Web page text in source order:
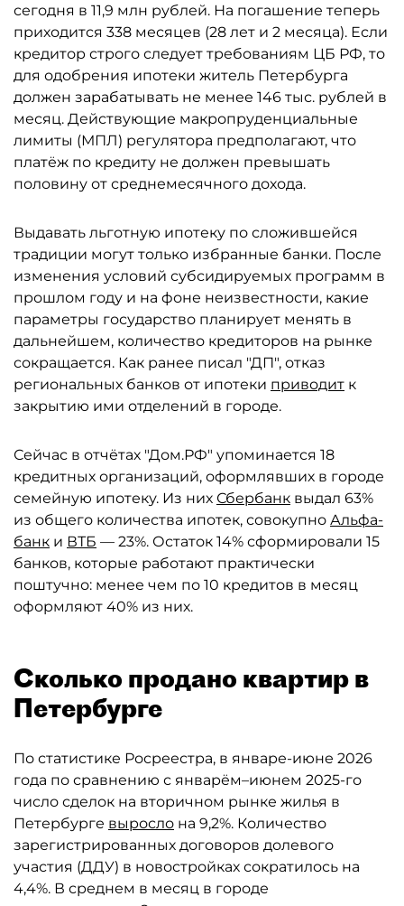
сегодня в 11,9 млн рублей. На погашение теперь
приходится 338 месяцев (28 лет и 2 месяца). Если
кредитор строго следует требованиям ЦБ РФ, то
для одобрения ипотеки житель Петербурга
должен зарабатывать не менее 146 тыс. рублей в
месяц. Действующие макропруденциальные
лимиты (МПЛ) регулятора предполагают, что
платёж по кредиту не должен превышать
половину от среднемесячного дохода.
Выдавать льготную ипотеку по сложившейся
традиции могут только избранные банки. После
изменения условий субсидируемых программ в
прошлом году и на фоне неизвестности, какие
параметры государство планирует менять в
дальнейшем, количество кредиторов на рынке
сокращается. Как ранее писал "ДП", отказ
региональных банков от ипотеки приводит к
закрытию ими отделений в городе.
Сейчас в отчётах "Дом.РФ" упоминается 18
кредитных организаций, оформлявших в городе
семейную ипотеку. Из них Сбербанк выдал 63%
из общего количества ипотек, совокупно Альфа-
банк и ВТБ — 23%. Остаток 14% сформировали 15
банков, которые работают практически
поштучно: менее чем по 10 кредитов в месяц
оформляют 40% из них.
Сколько продано квартир в
Петербурге
По статистике Росреестра, в январе-июне 2026
года по сравнению с январём–июнем 2025-го
число сделок на вторичном рынке жилья в
Петербурге выросло на 9,2%. Количество
зарегистрированных договоров долевого
участия (ДДУ) в новостройках сократилось на
4,4%. В среднем в месяц в городе